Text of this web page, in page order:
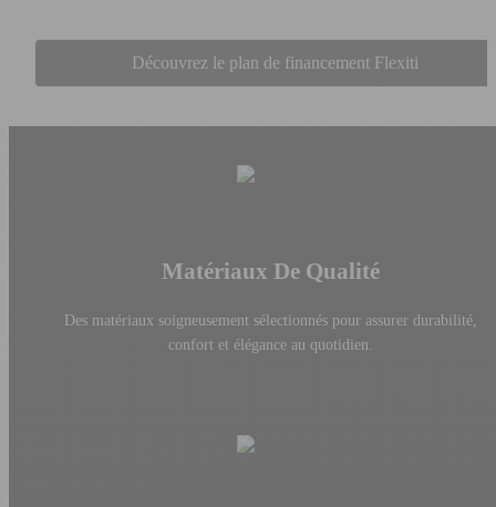
Découvrez le plan de financement Flexiti
Matériaux De Qualité
Des matériaux soigneusement sélectionnés pour assurer durabilité,
confort et élégance au quotidien.